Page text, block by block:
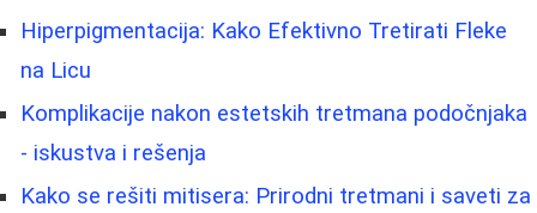
Hiperpigmentacija: Kako Efektivno Tretirati Fleke
na Licu
Komplikacije nakon estetskih tretmana podočnjaka
- iskustva i rešenja
Kako se rešiti mitisera: Prirodni tretmani i saveti za